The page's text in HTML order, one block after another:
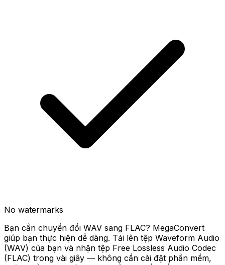
No watermarks
Bạn cần chuyển đổi WAV sang FLAC? MegaConvert
giúp bạn thực hiện dễ dàng. Tải lên tệp Waveform Audio
(WAV) của bạn và nhận tệp Free Lossless Audio Codec
(FLAC) trong vài giây — không cần cài đặt phần mềm,